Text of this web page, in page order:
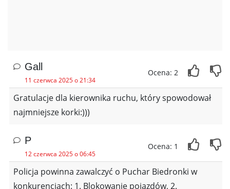
Gall
11 czerwca 2025 o 21:34
Ocena: 2
Gratulacje dla kierownika ruchu, który spowodował
najmniejsze korki:)))
P
12 czerwca 2025 o 06:45
Ocena: 1
Policja powinna zawalczyć o Puchar Biedronki w
konkurencjach: 1. Blokowanie pojazdów, 2.